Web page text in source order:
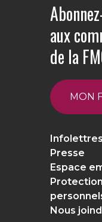
aux
de la
MON
Infolettres
Presse
Espace
Nous